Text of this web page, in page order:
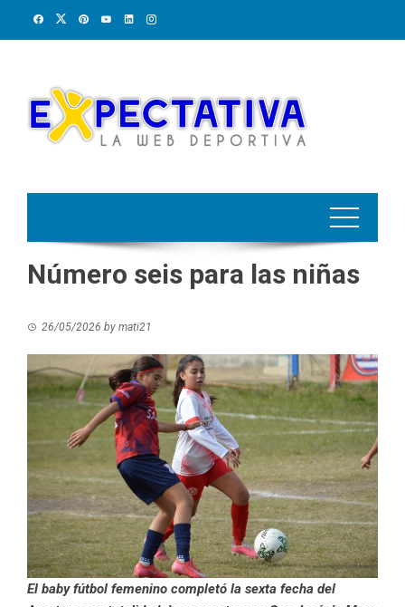
Número seis para las niñas
26/05/2026 by mati21
El baby fútbol femenino completó la sexta fecha del